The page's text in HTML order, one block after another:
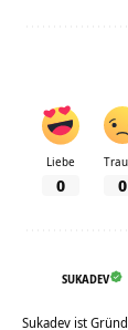
Liebe
0 0
SUKADEV
Sukadev ist